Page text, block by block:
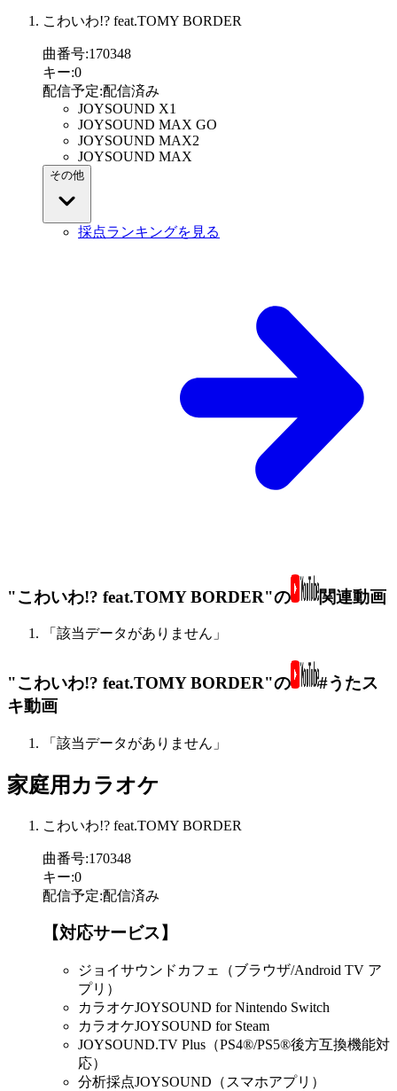
こわいわ!? feat.TOMY BORDER
曲番号:170348
キー:0
配信予定:配信済み
JOYSOUND X1
JOYSOUND MAX GO
JOYSOUND MAX2
JOYSOUND MAX
その他
採点ランキングを見る
"こわいわ!? feat.TOMY BORDER"の 関連動画
「該当データがありません」
"こわいわ!? feat.TOMY BORDER"の
#うたス
キ動画
「該当データがありません」
家庭用カラオケ
こわいわ!? feat.TOMY BORDER
曲番号:170348
キー:0
配信予定:配信済み
【対応サービス】
ジョイサウンドカフェ（ブラウザ/Android TV ア
プリ）
カラオケJOYSOUND for Nintendo Switch
カラオケJOYSOUND for Steam
JOYSOUND.TV Plus（PS4®/PS5®後方互換機能対
応）
分析採点JOYSOUND（スマホアプリ）